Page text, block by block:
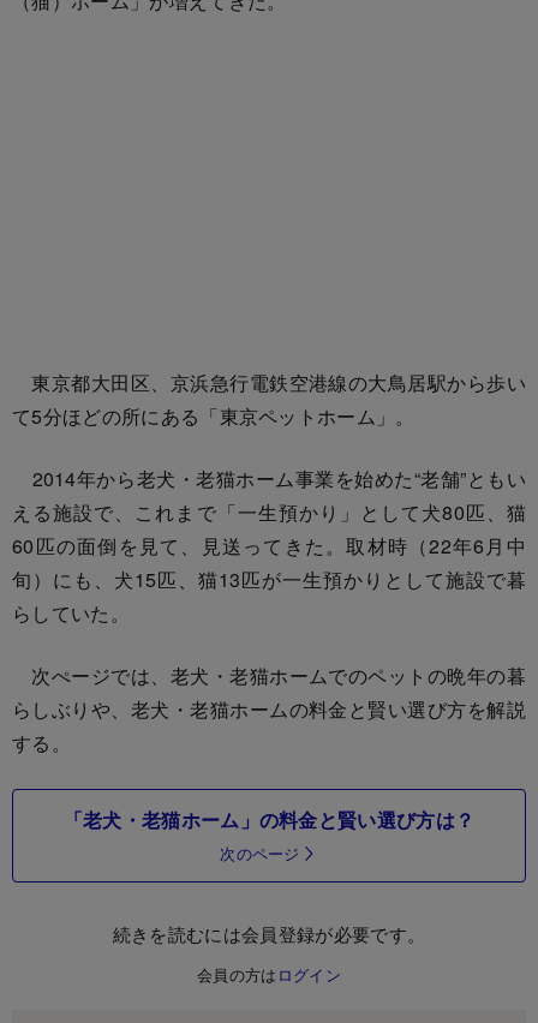
東京都大田区、京浜急行電鉄空港線の大鳥居駅から歩い
て5分ほどの所にある「東京ペットホーム」。
2014年から老犬・老猫ホーム事業を始めた“老舗”ともい
える施設で、これまで「一生預かり」として犬80匹、猫
60匹の面倒を見て、見送ってきた。取材時（22年6月中
旬）にも、犬15匹、猫13匹が一生預かりとして施設で暮
らしていた。
次ぺージでは、老犬・老猫ホームでのペットの晩年の暮
らしぶりや、老犬・老猫ホームの料金と賢い選び方を解説
する。
「老犬・老猫ホーム」の料金と賢い選び方は？
次のページ
続きを読むには会員登録が必要です。
会員の方は ログイン